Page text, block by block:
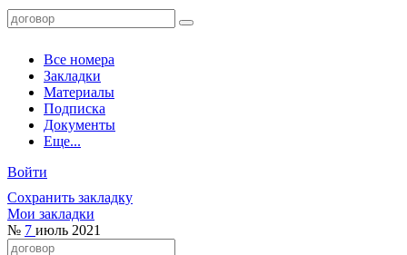
Все номера
Закладки
Материалы
Подписка
Документы
Еще...
Войти
Сохранить закладку
Мои закладки
№ 7 июль 2021